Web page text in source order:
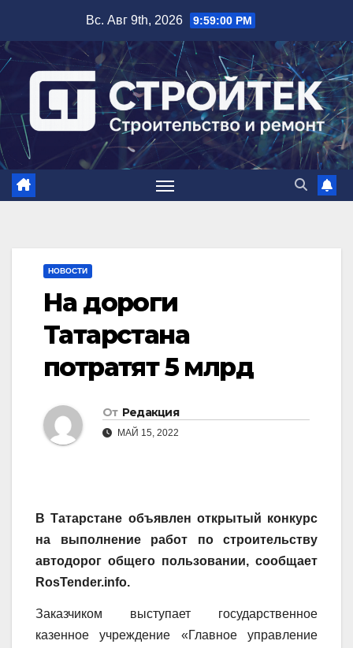
содержимому
Вс. Авг 9th, 2026 9:59:01 PM
НОВОСТИ
На дороги
Татарстана
потратят 5 млрд
От Редакция
МАЙ 15, 2022
В Татарстане объявлен открытый конкурс
на выполнение работ по строительству
автодорог общего пользовании, сообщает
RosTender.info.
Заказчиком выступает государственное
казенное учреждение «Главное управление